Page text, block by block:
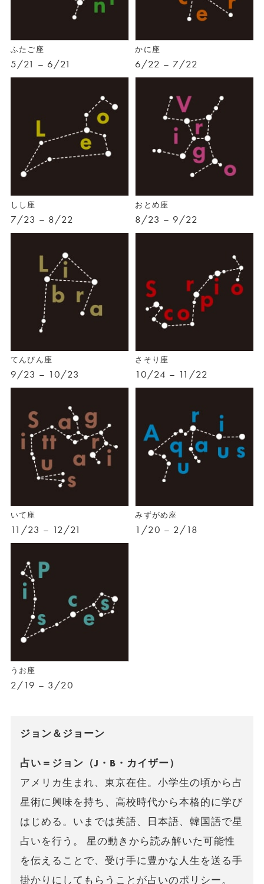
ふたご座
5/21 – 6/21
かに座
6/22 – 7/22
しし座
7/23 – 8/22
おとめ座
8/23 – 9/22
てんびん座
9/23 – 10/23
さそり座
10/24 – 11/22
いて座
11/23 – 12/21
みずがめ座
1/20 – 2/18
うお座
2/19 – 3/20
ジョン＆ジョーン
占い＝ジョン（J・B・カイザー）
アメリカ生まれ、東京在住。小学生の頃から占
星術に興味を持ち、高校時代から本格的に学び
はじめる。いまでは英語、日本語、韓国語で星
占いを行う。 星の動きから読み解いた可能性
を伝えることで、受け手に豊かな人生を送る手
掛かりにしてもらうことが占いのポリシー。